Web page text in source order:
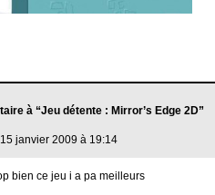
à “Jeu détente : Mirror’s Edge 2D”
janvier 2009 à 19:14
bien ce jeu i a pa meilleurs